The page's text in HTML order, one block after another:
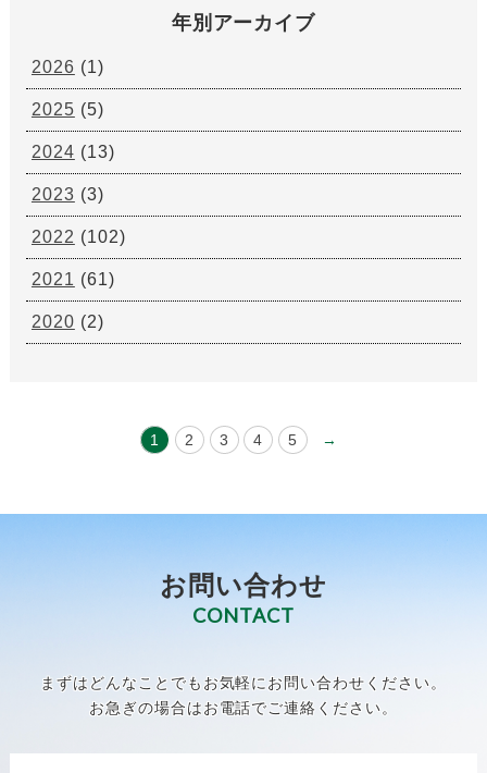
年別アーカイブ
2026 (1)
2025 (5)
2024 (13)
2023 (3)
2022 (102)
2021 (61)
2020 (2)
1 2 3 4 5 →
お問い合わせ
CONTACT
まずはどんなことでもお気軽にお問い合わせください。
お急ぎの場合はお電話でご連絡ください。